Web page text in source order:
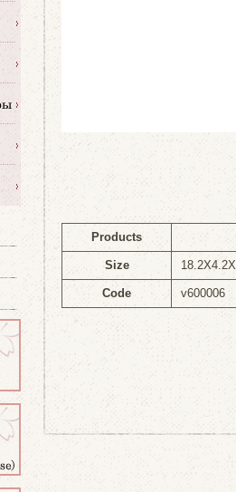
Products
Size
Code v600006